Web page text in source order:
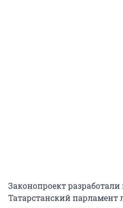
Законопроект разработали
Татарстанский